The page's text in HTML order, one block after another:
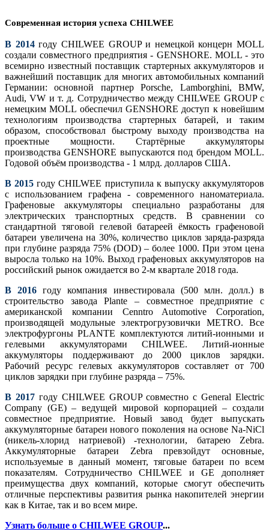
Современная история успеха CHILWEE
В 2014 году CHILWEE GROUP и немецкой концерн MOLL
создали совместного предприятия - GENSHORE. MOLL - это
всемирно известный поставщик стартерных аккумуляторов и
важнейший поставщик для многих автомобильных компаний
Германии: основной партнер Porsche, Lamborghini, BMW,
Audi, VW и т. д. Сотрудничество между CHILWEE GROUP с
немецким MOLL обеспечил GENSHORE доступ к новейшим
технологиям производства стартерных батарей, и таким
образом, способствовал быстрому выходу производства на
проектные мощности. Стартёрные аккумуляторы
производства GENSHORE выпускаются под брендом MOLL.
Годовой объём производства - 1 млрд. долларов США.
В 2015 году CHILWEE приступила к выпуску аккумуляторов
с использованием графена - современного наноматериала.
Графеновые аккумуляторы специально разработаны для
электрических транспортных средств. В сравнении со
стандартной тяговой гелевой батареей ёмкость графеновой
батареи увеличена на 30%, количество циклов заряда-разряда
при глубине разряда 75% (DOD) – более 1000. При этом цeна
выросла только на 10%. Выход графеновых аккумуляторов на
российский рынок ожидается во 2-м квартале 2018 года.
В 2016году компания инвестировала (500 млн. долл.) в
строительство завода Plante – совместное предприятие с
американской компании Cenntro Automotive Corporation,
производящей модульные электрогрузовички METRO. Все
электрофургоны PLANTE комплектуются литий-ионными и
гелевыми аккумуляторами CHILWEE. Литий-ионные
аккумуляторы поддерживают до 2000 циклов зарядки.
Рабочий ресурс гелевых аккумуляторов составляет от 700
циклов зарядки при глубине разряда – 75%.
В 2017 году CHILWEE GROUP совместно с General Electric
Company (GE) – ведущей мировой корпорацией – создали
совместное предприятие. Новый завод будет выпускать
аккумуляторные батареи нового поколения на основе Na-NiCl
(никель-хлорид натриевой) -технологии, батарею Zebra.
Аккумуляторные батареи Zebra превзойдут основные,
используемые в данный момент, тяговые батареи по всем
показателям. Сотрудничество CHILWEE и GE дополняет
преимущества двух компаний, которые смогут обеспечить
отличные перспективы развития рынка накопителей энергии
как в Китае, так и во всем мире.
Узнать больше о CHILWEE GROUP...